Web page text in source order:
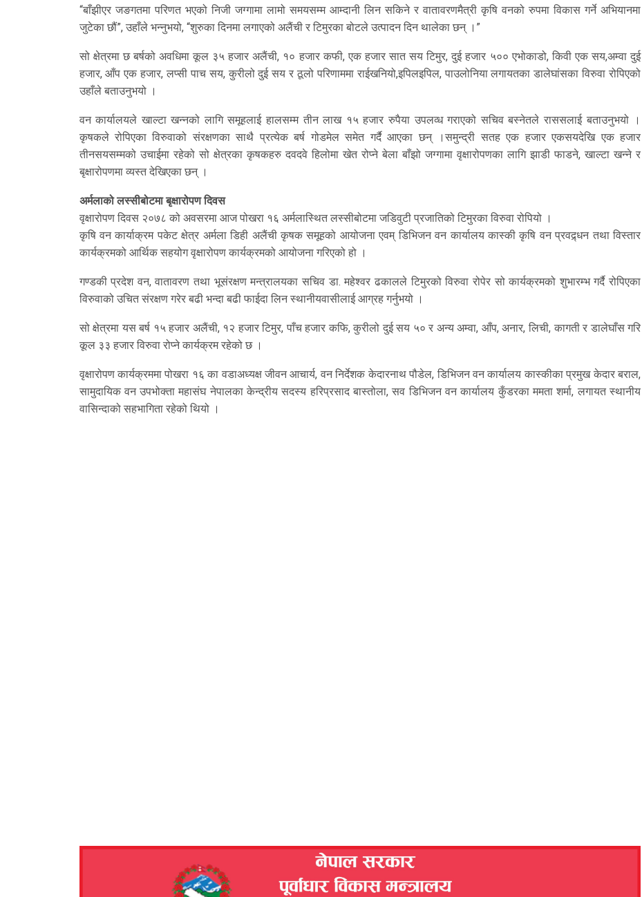
“बाँझीएर जङगतमा परिणत भएको निजी जग्गामा लामो समयसम्म आम्दानी लिन सकिने र वातावरणमैत्री कृषि वनको रुपमा विकास गर्ने अभियानमा
जुटेका छौं”, उहाँले भन्नुभयो, “शुरुका दिनमा लगाएको अलैंची र टिमुरका बोटले उत्पादन दिन थालेका छन् ।”
सो क्षेत्रमा छ बर्षको अवधिमा कूल ३५ हजार अलैंची, १० हजार कफी, एक हजार सात सय टिमुर, दुई हजार ५०० एभोकाडो, किवी एक सय,अम्वा दुई
हजार, आँप एक हजार, लप्सी पाच सय, कुरीलो दुई सय र ठूलो परिणाममा राईखनियो,इपिलइपिल, पाउलोनिया लगायतका डालेघांसका विरुवा रोपिएको
उहाँले बताउनुभयो ।
वन कार्यालयले खाल्टा खन्नको लागि समूहलाई हालसम्म तीन लाख १५ हजार रुपैया उपलव्ध गराएको सचिव बस्नेतले राससलाई बताउनुभयो ।
कृषकले रोपिएका विरुवाको संरक्षणका साथै प्रत्येक बर्ष गोडमेल समेत गर्दै आएका छन् ।समुन्द्री सतह एक हजार एकसयदेखि एक हजार
तीनसयसम्मको उचाईमा रहेको सो क्षेत्रका कृषकहरु दवदवे हिलोमा खेत रोप्ने बेला बाँझो जग्गामा वृक्षारोपणका लागि झाडी फाडने, खाल्टा खन्ने र
बृक्षारोपणमा व्यस्त देखिएका छन् ।
अर्मलाको लस्सीबोटमा बृक्षारोपण दिवस
वृक्षारोपण दिवस २०७८ को अवसरमा आज पोखरा १६ अर्मलास्थित लस्सीबोटमा जडिवुटी प्रजातिको टिमुरका विरुवा रोपियो ।
कृषि वन कार्याक्रम पकेट क्षेत्र अर्मला डिही अलैंची कृषक समूहको आयोजना एवम् डिभिजन वन कार्यालय कास्की कृषि वन प्रवद्र्धन तथा विस्तार
कार्यक्रमको आर्थिक सहयोग वृक्षारोपण कार्यक्रमको आयोजना गरिएको हो ।
गण्डकी प्रदेश वन, वातावरण तथा भूसंरक्षण मन्त्रालयका सचिव डा. महेश्वर ढकालले टिमुरको विरुवा रोपेर सो कार्यक्रमको शुभारम्भ गर्दै रोपिएका
विरुवाको उचित संरक्षण गरेर बढी भन्दा बढी फाईदा लिन स्थानीयवासीलाई आग्रह गर्नुभयो ।
सो क्षेत्रमा यस बर्ष १५ हजार अलैंची, १२ हजार टिमुर, पाँच हजार कफि, कुरीलो दुई सय ५० र अन्य अम्वा, आँप, अनार, लिची, कागती र डालेघाँस गरि
कूल ३३ हजार विरुवा रोप्ने कार्यक्रम रहेको छ ।
वृक्षारोपण कार्यक्रममा पोखरा १६ का वडाअध्यक्ष जीवन आचार्य, वन निर्देशक केदारनाथ पौडेल, डिभिजन वन कार्यालय कास्कीका प्रमुख केदार बराल,
सामुदायिक वन उपभोक्ता महासंघ नेपालका केन्द्रीय सदस्य हरिप्रसाद बास्तोला, सव डिभिजन वन कार्यालय कुँडरका ममता शर्मा, लगायत स्थानीय
वासिन्दाको सहभागिता रहेको थियो ।